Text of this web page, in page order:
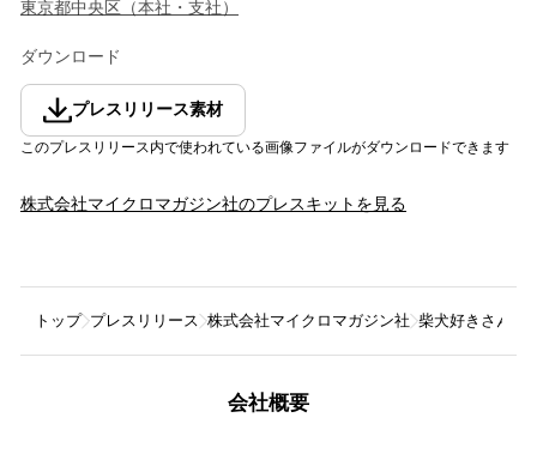
東京都中央区 （本社・支社 ）
ダウンロード
プレスリリース素材
このプレスリリース内で使われている画像ファイルがダウンロードできます
株式会社マイクロマガジン社のプレスキットを見る
トップ プレスリリース 株式会社マイクロマガジン社 柴犬好きさん西
会社概要